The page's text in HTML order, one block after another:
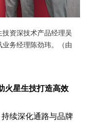
技资深技术产品经理吴
务经理陈劲玮。（由
火星生技打造高效
续深化通路与品牌